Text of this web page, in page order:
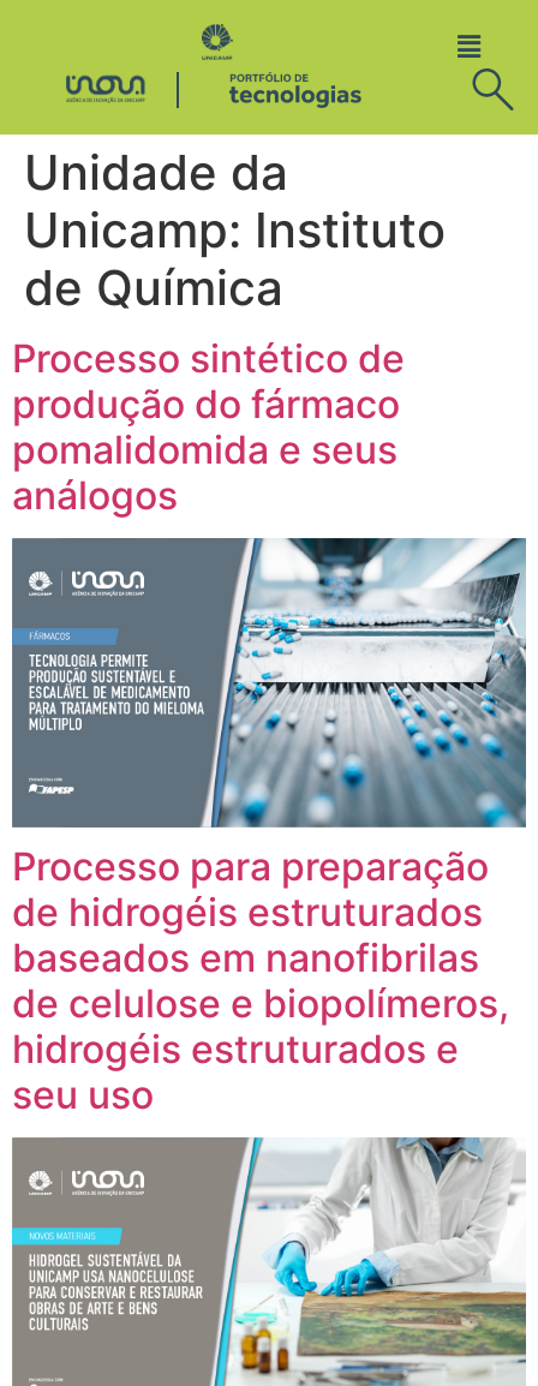
Unidade da
Unicamp: Instituto
de Química
Processo sintético de
produção do fármaco
pomalidomida e seus
análogos
Processo para preparação
de hidrogéis estruturados
baseados em nanofibrilas
de celulose e biopolímeros,
hidrogéis estruturados e
seu uso